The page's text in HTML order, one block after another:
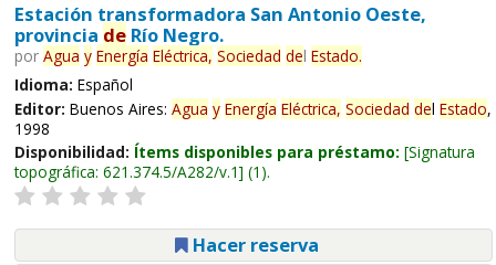
Estación transformadora San Antonio Oeste,
provincia deRío Negro.
por Agua y Energía Eléctrica, Sociedad del Estado.
Idioma: Español
Editor: Buenos Aires: Agua y Energía Eléctrica, Sociedad del Estado,
1998
Disponibilidad: Ítems disponibles para préstamo: Signatura
topográfica: 621.374.5/A282/v.1 (1).
Hacer reserva